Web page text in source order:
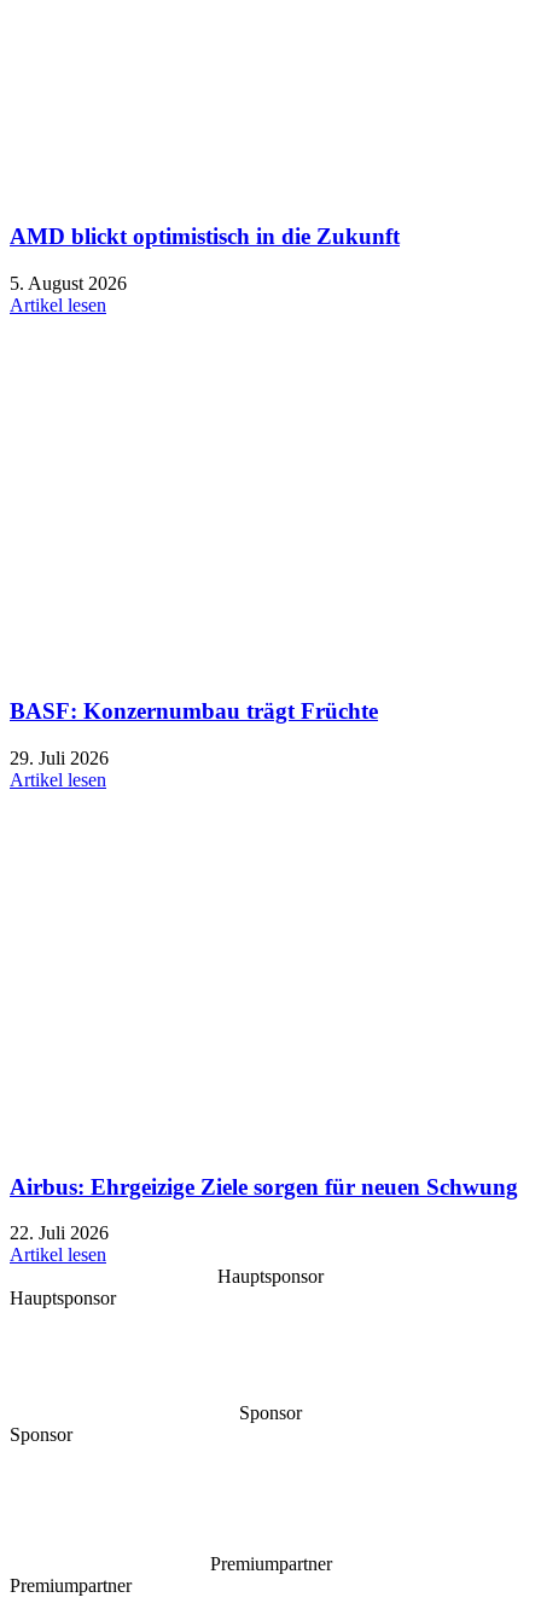
AMD blickt optimistisch in die Zukunft
5. August 2026
Artikel lesen
BASF: Konzernumbau trägt Früchte
29. Juli 2026
Artikel lesen
Airbus: Ehrgeizige Ziele sorgen für neuen Schwung
22. Juli 2026
Artikel lesen
Hauptsponsor
Hauptsponsor
Sponsor
Sponsor
Premiumpartner
Premiumpartner